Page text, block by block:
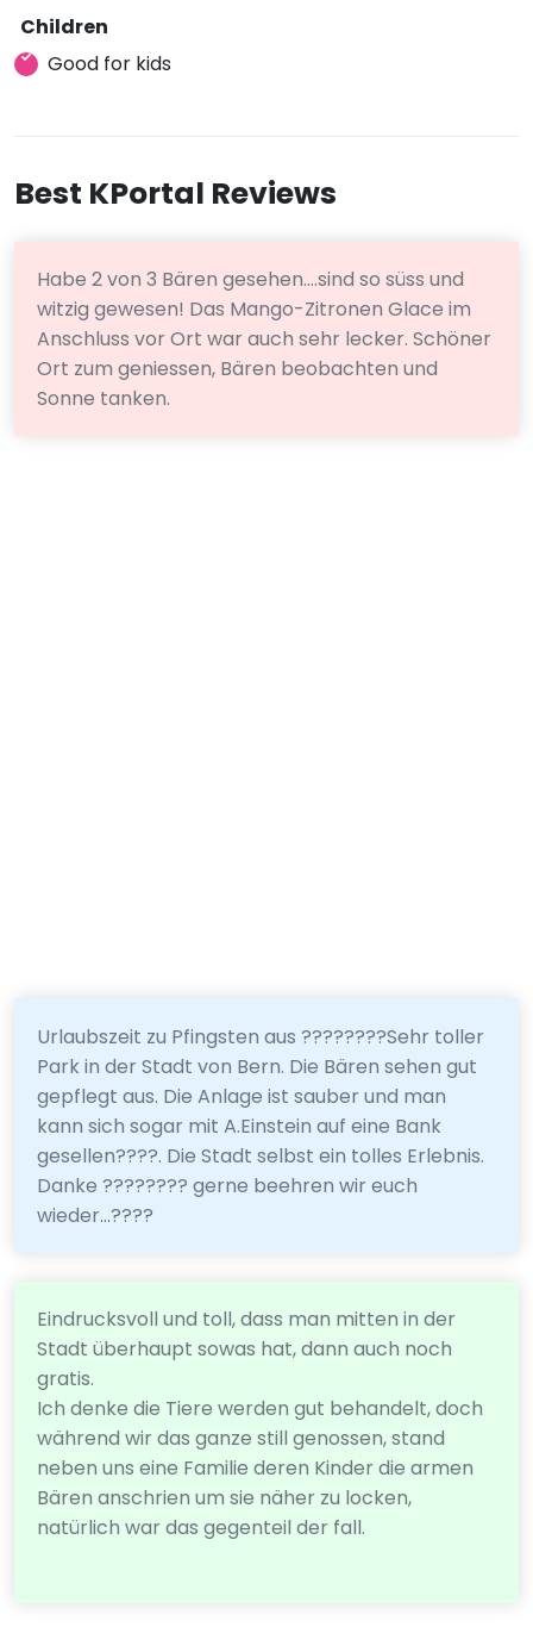
Children
Good for kids
Best KPortal Reviews
Habe 2 von 3 Bären gesehen....sind so süss und
witzig gewesen! Das Mango-Zitronen Glace im
Anschluss vor Ort war auch sehr lecker. Schöner
Ort zum geniessen, Bären beobachten und
Sonne tanken.
Urlaubszeit zu Pfingsten aus ????????Sehr toller
Park in der Stadt von Bern. Die Bären sehen gut
gepflegt aus. Die Anlage ist sauber und man
kann sich sogar mit A.Einstein auf eine Bank
gesellen????. Die Stadt selbst ein tolles Erlebnis.
Danke ???????? gerne beehren wir euch
wieder...????
Eindrucksvoll und toll, dass man mitten in der
Stadt überhaupt sowas hat, dann auch noch
gratis.
Ich denke die Tiere werden gut behandelt, doch
während wir das ganze still genossen, stand
neben uns eine Familie deren Kinder die armen
Bären anschrien um sie näher zu locken,
natürlich war das gegenteil der fall.